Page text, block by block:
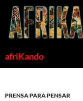
Saltar
contenido
afriKando
PRENSA PARA PENSAR